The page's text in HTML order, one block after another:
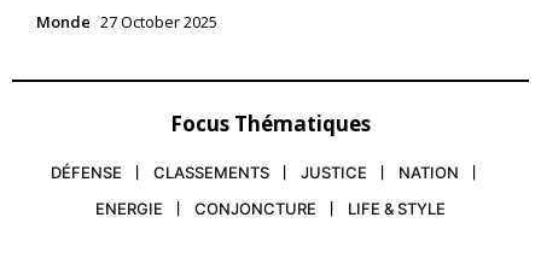
Monde 27 October 2025
Focus Thématiques
DÉFENSE CLASSEMENTS JUSTICE
NATION
ENERGIE
CONJONCTURE LIFE & STYLE